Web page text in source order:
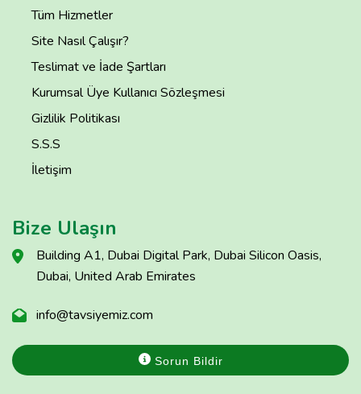
Tüm Hizmetler
Site Nasıl Çalışır?
Teslimat ve İade Şartları
Kurumsal Üye Kullanıcı Sözleşmesi
Gizlilik Politikası
S.S.S
İletişim
Bize Ulaşın
Building A1, Dubai Digital Park, Dubai Silicon Oasis,
Dubai, United Arab Emirates
info@tavsiyemiz.com
Sorun Bildir